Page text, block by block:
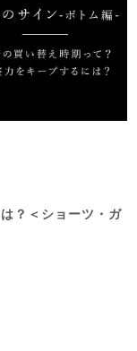
？＜ショーツ・ガ